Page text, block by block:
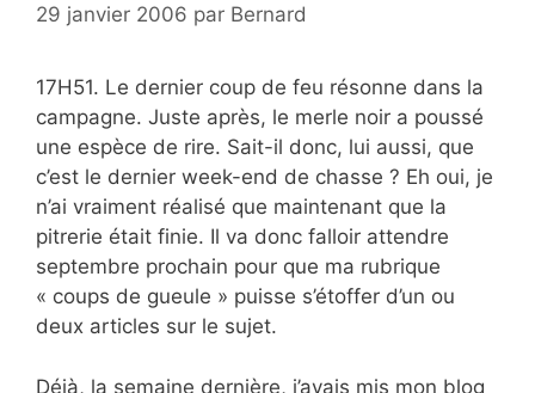
29 janvier 2006 par Bernard
17H51. Le dernier coup de feu résonne dans la
campagne. Juste après, le merle noir a poussé
une espèce de rire. Sait-il donc, lui aussi, que
c’est le dernier week-end de chasse ? Eh oui, je
n’ai vraiment réalisé que maintenant que la
pitrerie était finie. Il va donc falloir attendre
septembre prochain pour que ma rubrique
« coups de gueule » puisse s’étoffer d’un ou
deux articles sur le sujet.
Déjà, la semaine dernière, j’avais mis mon blog